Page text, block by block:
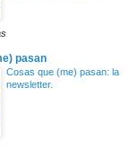
pasan
Cosas que (me) pasan: la
newsletter.